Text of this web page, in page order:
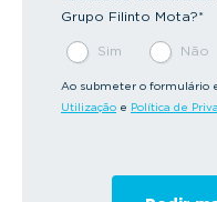
Grupo Filinto Mota?*
Sim Não
Ao submeter o formulário
Utilização e Política de